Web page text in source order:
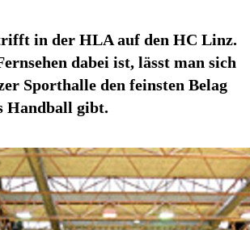
in der HLA auf den HC Linz.
dabei ist, lässt man sich
Sporthalle den feinsten Belag
Handball gibt.